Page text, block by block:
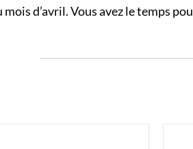
mois d’avril. Vous avez le temps